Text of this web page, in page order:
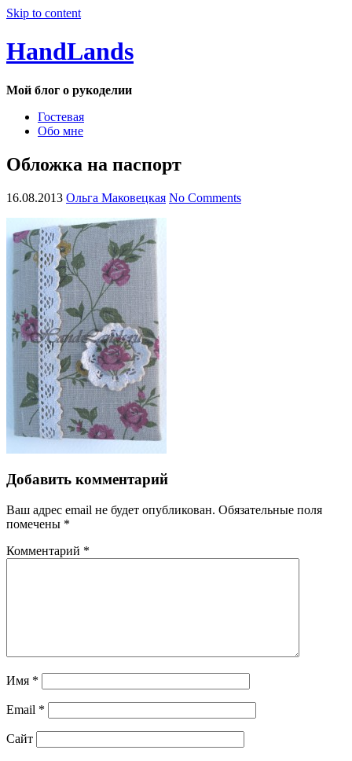
Skip to content
HandLands
Мой блог о рукоделии
Гостевая
Обо мне
Обложка на паспорт
16.08.2013 Ольга Маковецкая No Comments
Добавить комментарий
Ваш адрес email не будет опубликован. Обязательные поля
помечены *
Комментарий *
Имя *
Email *
Сайт